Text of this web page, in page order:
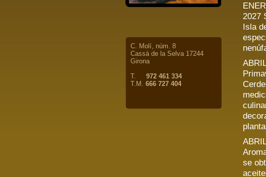
C. Molí, núm. 8
Cassà de la Selva 17244
Girona
T. 972 461 334
T.M. 666 727 404
2027
Isla
se